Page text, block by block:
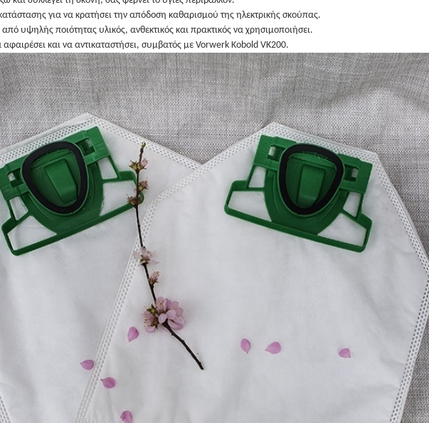
για να κρατήσει την απόδοση καθαρισμού της ηλεκτρικής σκούπας.
υψηλής ποιότητας υλικός, ανθεκτικός και πρακτικός να χρησιμοποιήσει.
αφαιρέσει και να αντικαταστήσει, συμβατός με Vorwerk Kobold VK200.